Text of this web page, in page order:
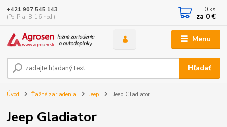
Menu
Hľadať
+421 907 545 143
(Po-Pia, 8-16 hod.)
0 ks
za 0 €
Úvod Ťažné zariadenia Jeep Jeep Gladiator
Jeep Gladiator